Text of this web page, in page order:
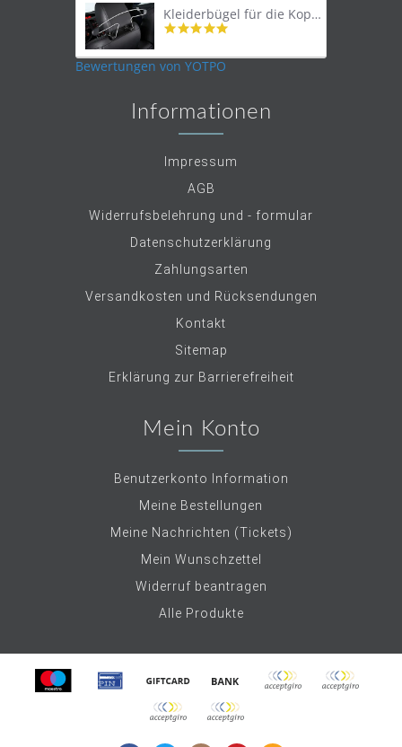
Kleiderbügel für die Kopfstütze
4.9
rating
Bewertungen von YOTPO
Informationen
Impressum
AGB
Widerrufsbelehrung und - formular
Datenschutzerklärung
Zahlungsarten
Versandkosten und Rücksendungen
Kontakt
Sitemap
Erklärung zur Barrierefreiheit
Mein Konto
Benutzerkonto Information
Meine Bestellungen
Meine Nachrichten (Tickets)
Mein Wunschzettel
Widerruf beantragen
Alle Produkte